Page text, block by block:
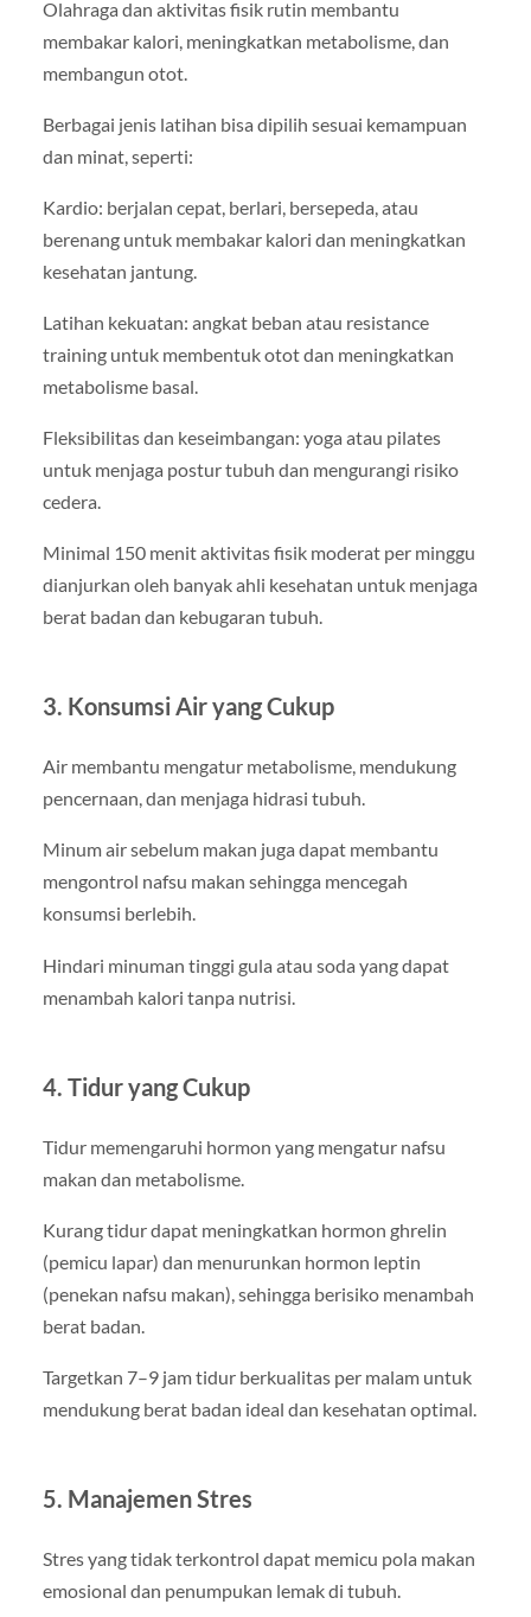
Olahraga dan aktivitas fisik rutin membantu
membakar kalori, meningkatkan metabolisme, dan
membangun otot.
Berbagai jenis latihan bisa dipilih sesuai kemampuan
dan minat, seperti:
Kardio: berjalan cepat, berlari, bersepeda, atau
berenang untuk membakar kalori dan meningkatkan
kesehatan jantung.
Latihan kekuatan: angkat beban atau resistance
training untuk membentuk otot dan meningkatkan
metabolisme basal.
Fleksibilitas dan keseimbangan: yoga atau pilates
untuk menjaga postur tubuh dan mengurangi risiko
cedera.
Minimal 150 menit aktivitas fisik moderat per minggu
dianjurkan oleh banyak ahli kesehatan untuk menjaga
berat badan dan kebugaran tubuh.
3. Konsumsi Air yang Cukup
Air membantu mengatur metabolisme, mendukung
pencernaan, dan menjaga hidrasi tubuh.
Minum air sebelum makan juga dapat membantu
mengontrol nafsu makan sehingga mencegah
konsumsi berlebih.
Hindari minuman tinggi gula atau soda yang dapat
menambah kalori tanpa nutrisi.
4. Tidur yang Cukup
Tidur memengaruhi hormon yang mengatur nafsu
makan dan metabolisme.
Kurang tidur dapat meningkatkan hormon ghrelin
(pemicu lapar) dan menurunkan hormon leptin
(penekan nafsu makan), sehingga berisiko menambah
berat badan.
Targetkan 7–9 jam tidur berkualitas per malam untuk
mendukung berat badan ideal dan kesehatan optimal.
5. Manajemen Stres
Stres yang tidak terkontrol dapat memicu pola makan
emosional dan penumpukan lemak di tubuh.